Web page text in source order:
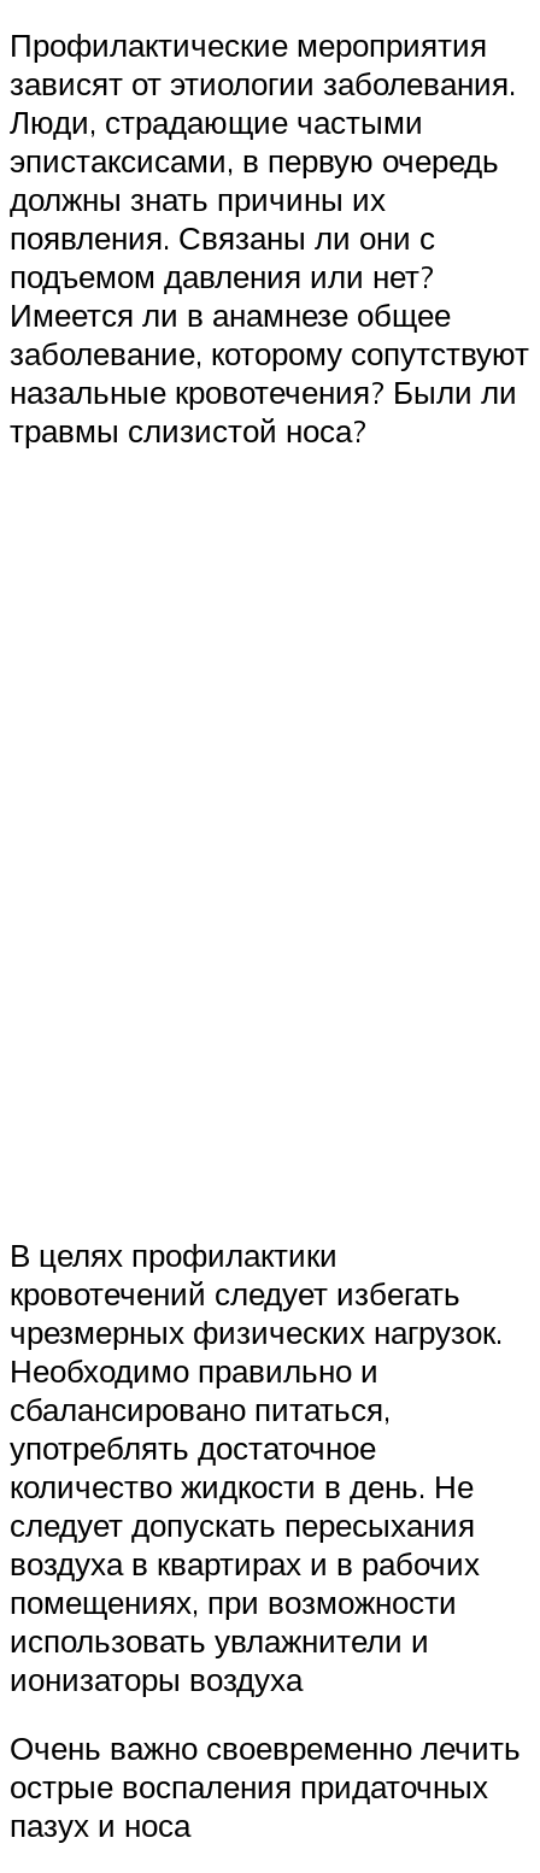
Профилактические мероприятия
зависят от этиологии заболевания.
Люди, страдающие частыми
эпистаксисами, в первую очередь
должны знать причины их
появления. Связаны ли они с
подъемом давления или нет?
Имеется ли в анамнезе общее
заболевание, которому сопутствуют
назальные кровотечения? Были ли
травмы слизистой носа?
В целях профилактики
кровотечений следует избегать
чрезмерных физических нагрузок.
Необходимо правильно и
сбалансировано питаться,
употреблять достаточное
количество жидкости в день. Не
следует допускать пересыхания
воздуха в квартирах и в рабочих
помещениях, при возможности
использовать увлажнители и
ионизаторы воздуха
Очень важно своевременно лечить
острые воспаления придаточных
пазух и носа